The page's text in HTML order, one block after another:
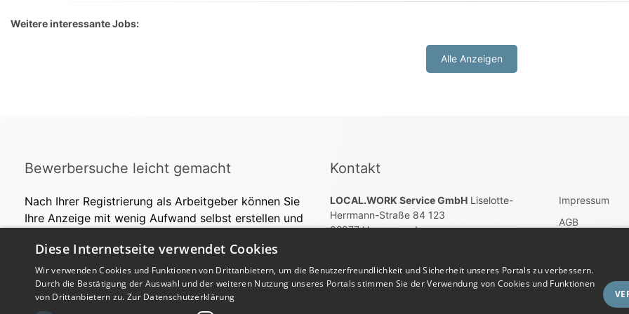
Weitere interessante Jobs:
Alle Anzeigen
Bewerbersuche leicht gemacht
Nach Ihrer Registrierung als Arbeitgeber können Sie
Ihre Anzeige mit wenig Aufwand selbst erstellen und
Ihr Stellenangebot und Sie passende Kandidat*innen!
Kontakt
LOCAL.WORK Service GmbHLiselotte-
Herrmann-Straße 84 123
02977 Hoyerswerda
Telefon: Tel. +49 (0) 3571 – 60 86 80
Impressum
AGB
Datenschutz
Vertrag
Diese Internetseite verwendet Cookies
Wir verwenden Cookies und Funktionen von Drittanbietern, um die Benutzerfreundlichkeit und Sicherheit unseres Portals zu verbessern.
Durch die Bestätigung der Auswahl und der weiteren Nutzung unseres Portals stimmen Sie der Verwendung von Cookies und Funktionen
von Drittanbietern zu. Zur Datenschutzerklärung